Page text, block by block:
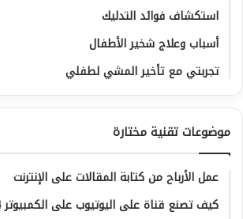
استكشاف فوائد التدليك
أسباب وعلاج شخير الأطفال
تجربتي مع تأخير المشي لطفلي
موضوعات تقنية مختارة
عمل الأرباح من كتابة المقالات على الإنترنت
كيف تصنع قناة على اليوتيوب على الكمبيوتر 2024 بكل سهولة